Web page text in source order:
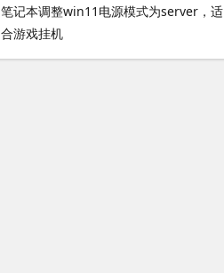
笔记本调整win11电源模式为server，适
合游戏挂机